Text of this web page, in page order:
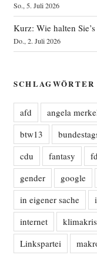
So., 5. Juli 2026
Kurz: Wie halten
Do., 2. Juli 2026
SCHLAGWÖRTER
afd angela
btw13
cdu
fantasy
gender
google
in eigener sache
internet
Linkspartei